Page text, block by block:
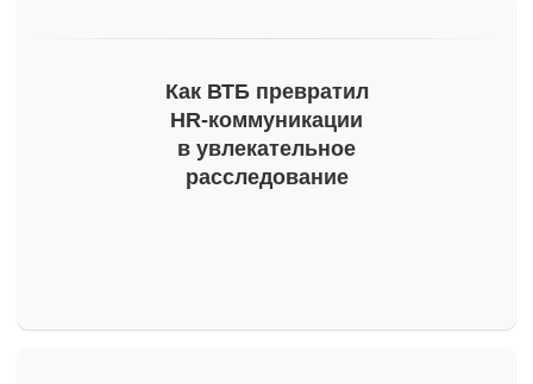
Как ВТБ превратил
HR-коммуникации
в увлекательное
расследование